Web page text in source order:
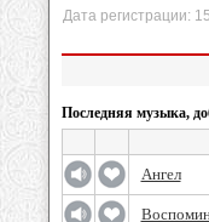
Дата
Последняя музыка,
Ангел